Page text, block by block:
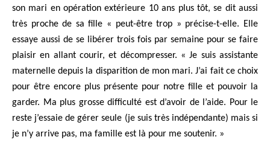
son mari en opération extérieure 10 ans plus tôt, se dit aussi
très proche de sa fille « peut-être trop » précise-t-elle. Elle
essaye aussi de se libérer trois fois par semaine pour se faire
plaisir en allant courir, et décompresser. « Je suis assistante
maternelle depuis la disparition de mon mari. J’ai fait ce choix
pour être encore plus présente pour notre fille et pouvoir la
garder. Ma plus grosse difficulté est d’avoir de l’aide. Pour le
reste j’essaie de gérer seule (je suis très indépendante) mais si
je n’y arrive pas, ma famille est là pour me soutenir. »